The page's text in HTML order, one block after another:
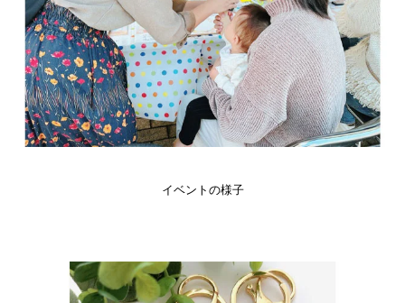
イベントの様子